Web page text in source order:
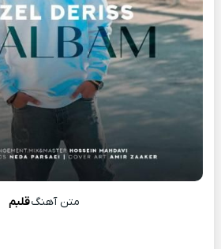
متن آهنگقلبم